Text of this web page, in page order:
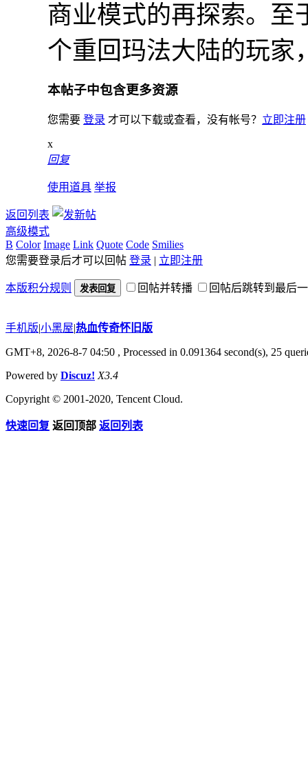
商业模式的再探索。至
个重回玛法大陆的玩家
本帖子中包含更多资源
您需要 登录 才可以下载或查看，没有帐号？ 立即注册
x
回复
使用道具 举报
返回列表
高级模式
B Color Image Link Quote Code Smilies
您需要登录后才可以回帖 登录 | 立即注册
本版积分规则 发表回复 回帖并转播 回帖后跳转到最后
手机版|小黑屋|热血传奇怀旧版
GMT+8, 2026-8-7 04:50 , Processed in 0.091364 second(s), 25
Powered by Discuz! X3.4
Copyright © 2001-2020, Tencent Cloud.
快速回复 返回顶部 返回列表